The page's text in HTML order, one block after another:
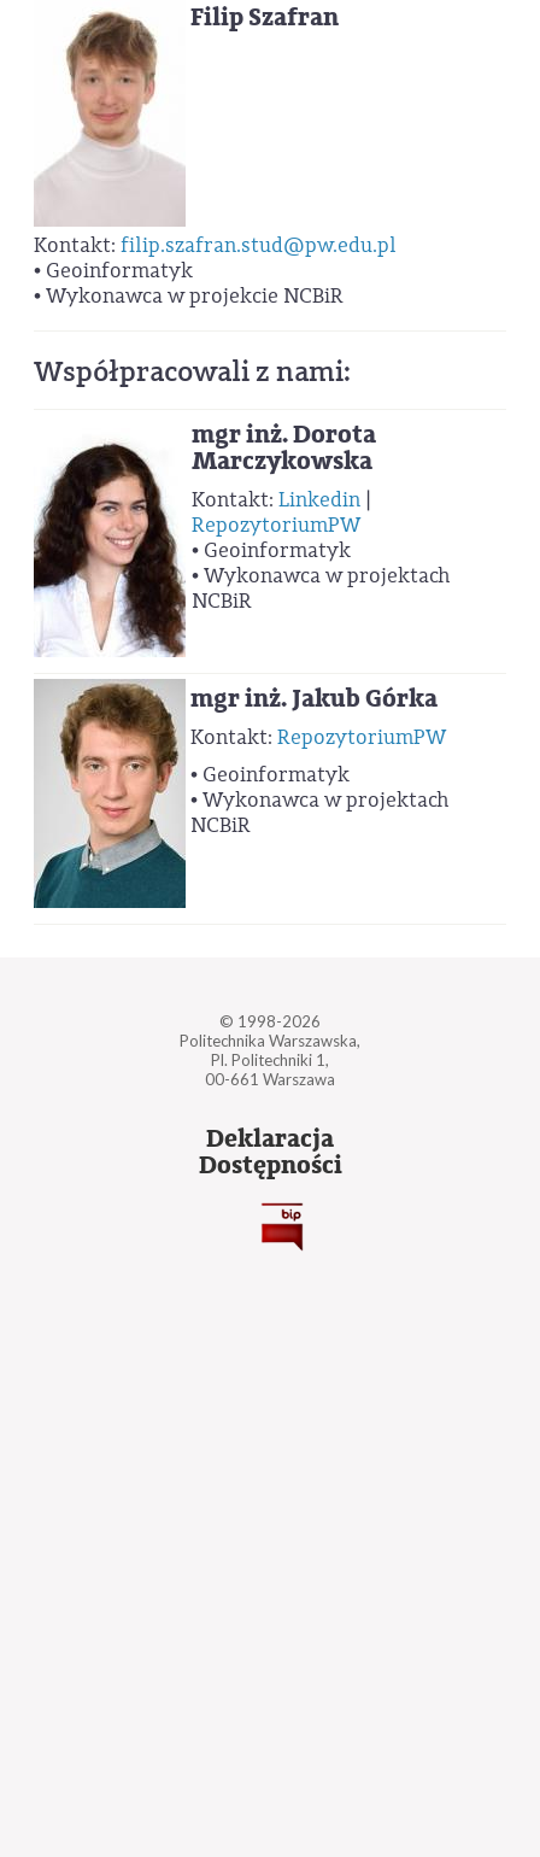
Filip Szafran
Kontakt: filip.szafran.stud@pw.edu.pl
• Geoinformatyk
• Wykonawca w projekcie NCBiR
Współpracowali z nami:
mgr inż. Dorota
Marczykowska
Kontakt:Linkedin |
RepozytoriumPW
• Geoinformatyk
• Wykonawca w projektach
NCBiR
mgr inż. Jakub Górka
Kontakt:RepozytoriumPW
• Geoinformatyk
• Wykonawca w projektach
NCBiR
© 1998-2026
Politechnika Warszawska,
Pl. Politechniki 1,
00-661 Warszawa
Deklaracja
Dostępności